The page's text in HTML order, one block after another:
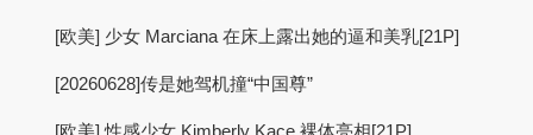
[欧美] 少女 Marciana 在床上露出她的逼和美乳[21P]
[20260628]传是她驾机撞“中国尊”
[欧美] 性感少女 Kimberly Kace 裸体亮相[21P]